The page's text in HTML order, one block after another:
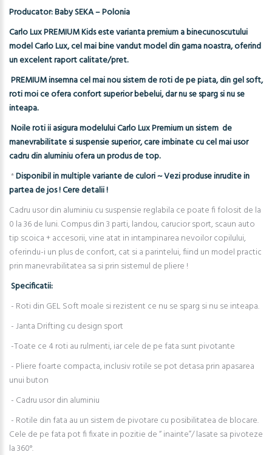
Producator: Baby SEKA – Polonia
Carlo Lux PREMIUM Kids este varianta premium a binecunoscutului
model Carlo Lux, cel mai bine vandut model din gama noastra, oferind
un excelent raport calitate/pret.
PREMIUM insemna cel mai nou sistem de roti de pe piata, din gel soft,
roti moi ce ofera confort superior bebelui, dar nu se sparg si nu se
inteapa.
Noile roti ii asigura modelului Carlo Lux Premium un sistem de
manevrabilitate si suspensie superior, care imbinate cu cel mai usor
cadru din aluminiu ofera un produs de top.
*Disponibil in multiple variante de culori ~ Vezi produse inrudite in
partea de jos ! Cere detalii !
Cadru usor din aluminiu cu suspensie reglabila ce poate fi folosit de la
0 la 36 de luni. Compus din 3 parti, landou, carucior sport, scaun auto
tip scoica + accesorii, vine atat in intampinarea nevoilor copilului,
oferindu-i un plus de confort, cat si a parintelui, fiind un model practic
prin manevrabilitatea sa si prin sistemul de pliere !
Specificatii:
- Roti din GEL Soft moale si rezistent ce nu se sparg si nu se inteapa.
- Janta Drifting cu design sport
-Toate ce 4 roti au rulmenti, iar cele de pe fata sunt pivotante
- Pliere foarte compacta, inclusiv rotile se pot detasa prin apasarea
unui buton
- Cadru usor din aluminiu
- Rotile din fata au un sistem de pivotare cu posibilitatea de blocare.
Cele de pe fata pot fi fixate in pozitie de “ inainte”/ lasate sa pivoteze
la 360°.